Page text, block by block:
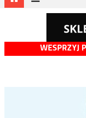
WESPRZYJ